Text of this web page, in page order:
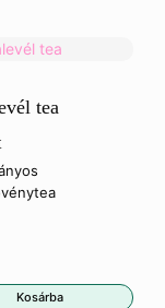
tea
Kosárba